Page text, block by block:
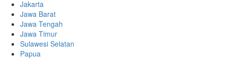
Jakarta
Jawa Barat
Jawa Tengah
Jawa Timur
Sulawesi Selatan
Papua